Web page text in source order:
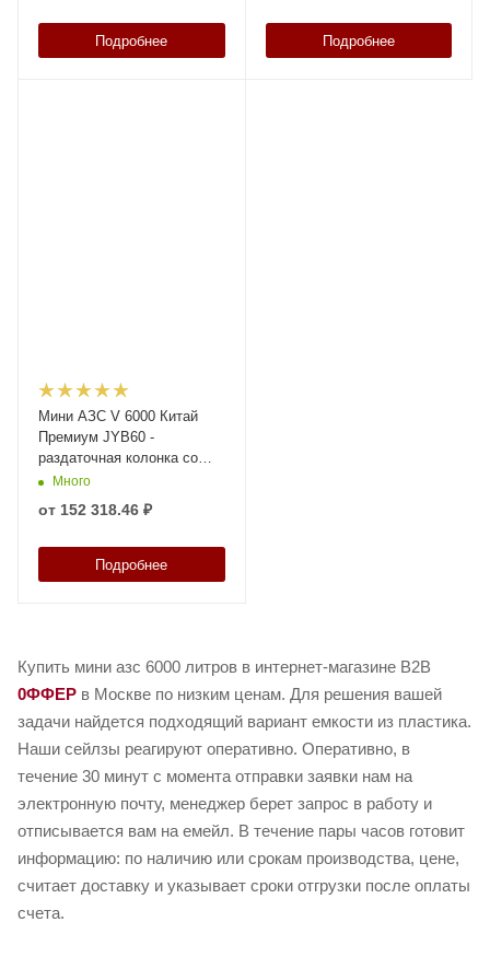
Подробнее Подробнее
Мини АЗС V 6000 Китай
Премиум JYB60 -
раздаточная колонка со
счетчиком Синий
Много
от 152 318.46 ₽
Подробнее
Купить мини азс 6000 литров в интернет-магазине B2B
0ФФЕР в Москве по низким ценам. Для решения вашей
задачи найдется подходящий вариант емкости из пластика.
Наши сейлзы реагируют оперативно. Оперативно, в
течение 30 минут с момента отправки заявки нам на
электронную почту, менеджер берет запрос в работу и
отписывается вам на емейл. В течение пары часов готовит
информацию: по наличию или срокам производства, цене,
считает доставку и указывает сроки отгрузки после оплаты
счета.